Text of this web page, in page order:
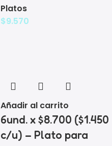
Platos
$9.570
Añadir al carrito
6und. x $8.700 ($1.450
c/u) – Plato para